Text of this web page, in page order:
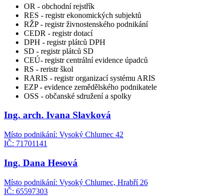
OR - obchodní rejstřík
RES - registr ekonomických subjektů
RŽP - registr živnostenského podnikání
CEDR - registr dotací
DPH - registr plátců DPH
SD - registr plátců SD
CEÚ- registr centrální evidence úpadců
RS - reristr škol
RARIS - registr organizací systému ARIS
EZP - evidence zemědělského podnikatele
OSS - občanské sdružení a spolky
Ing. arch. Ivana Slavková
Místo podnikání: Vysoký Chlumec 42
IČ: 71701141
Ing. Dana Hesová
Místo podnikání: Vysoký Chlumec, Hrabří 26
IČ: 65597303